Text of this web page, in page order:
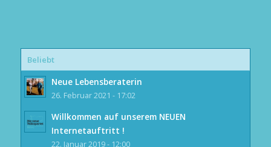
Beliebt
Neue Lebensberaterin
26. Februar 2021 - 17:02
Willkommen auf unserem NEUEN
Internetauftritt !
22. Januar 2019 - 12:00